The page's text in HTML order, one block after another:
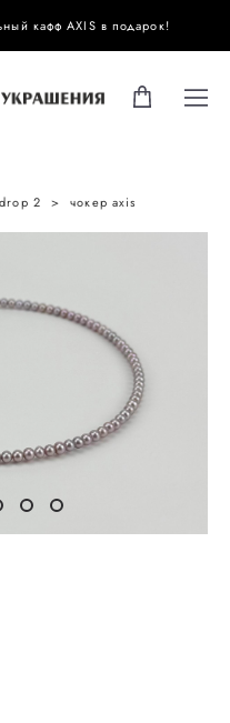
кафф AXIS в подарок!
2 > чокер axis